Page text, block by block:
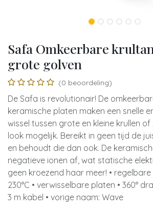
Safa Omkeerbare
grote golven
(0 beoordeling)
De Safa is revolutionair! De
keramische platen maken een snelle
wissel tussen grote en kleine krullen
look mogelijk. Bereikt in geen tijd de
en behoudt die dan ook. De
negatieve ionen af, wat statische
geen kroezend haar meer! •
230°C • verwisselbare platen • 360°
3 m kabel • vorige naam: Wave